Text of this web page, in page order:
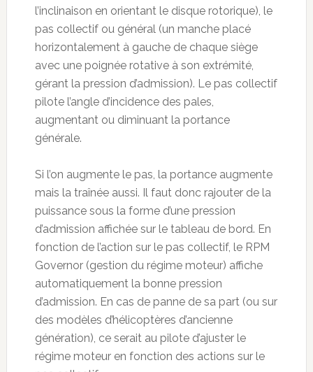
l’inclinaison en orientant le disque rotorique), le
pas collectif ou général (un manche placé
horizontalement à gauche de chaque siège
avec une poignée rotative à son extrémité,
gérant la pression d’admission). Le pas collectif
pilote l’angle d’incidence des pales,
augmentant ou diminuant la portance
générale.
Si l’on augmente le pas, la portance augmente
mais la traînée aussi. Il faut donc rajouter de la
puissance sous la forme d’une pression
d’admission affichée sur le tableau de bord. En
fonction de l’action sur le pas collectif, le RPM
Governor (gestion du régime moteur) affiche
automatiquement la bonne pression
d’admission. En cas de panne de sa part (ou sur
des modèles d’hélicoptères d’ancienne
génération), ce serait au pilote d’ajuster le
régime moteur en fonction des actions sur le